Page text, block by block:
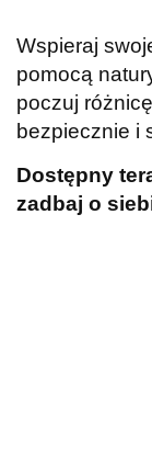
Wspieraj
pomocą
poczuj
bezpiecznie i
Dostępny
zadbaj o